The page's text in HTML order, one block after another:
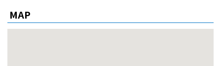
ドラッグストア
MAP